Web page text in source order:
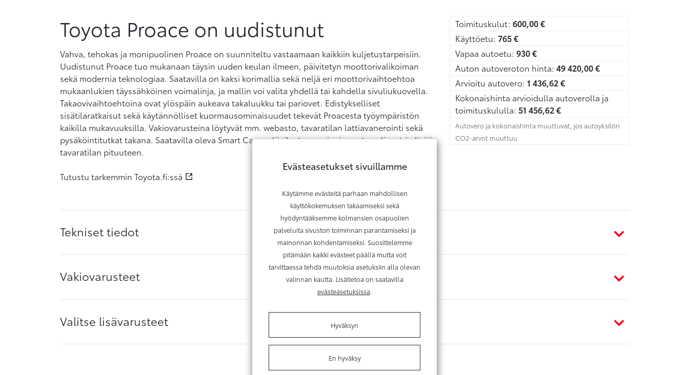
Toyota Proace on uudistunut
Vahva, tehokas ja monipuolinen Proace on suunniteltu vastaamaan kaikkiin kuljetustarpeisiin.
Uudistunut Proace tuo mukanaan täysin uuden keulan ilmeen, päivitetyn moottorivalikoiman
sekä modernia teknologiaa. Saatavilla on kaksi korimallia sekä neljä eri moottorivaihtoehtoa
mukaanlukien täyssähköinen voimalinja, ja mallin voi valita yhdellä tai kahdella sivuliukuovella.
Takaovivaihtoehtoina ovat ylöspäin aukeava takaluukku tai pariovet. Edistykselliset
sisätilaratkaisut sekä käytännölliset kuormausominaisuudet tekevät Proacesta työympäristön
kaikilla mukavuuksilla. Vakiovarusteina löytyvät mm. webasto, tavaratilan lattiavanerointi sekä
pysäköintitutkat takana. Saatavilla oleva Smart Cargo -läpilastausominaisuus tuo yli metrin lisää
tavaratilan pituuteen.
Tutustu tarkemmin Toyota.fi:ssä
Toimituskulut: 600,00€
Käyttöetu: 765€
Vapaa autoetu: 930€
Auton autoveroton hinta: 49 420,00€
Arvioitu autovero: 1 436,62€
Kokonaishinta arvioidulla autoverolla ja
toimituskululla: 51 456,62€
Autovero ja kokonaishinta muuttuvat, jos autoyksilön
CO2-arvot muuttuu
Tekniset tiedot
Vakiovarusteet
Valitse lisävarusteet
Evästeasetukset sivuillamme
Käytämme evästeitä parhaan mahdollisen
käyttökokemuksen takaamiseksi sekä
hyödyntääksemme kolmansien osapuolien
palveluita sivuston toiminnan parantamiseksi ja
mainonnan kohdentamiseksi. Suosittelemme
pitämään kaikki evästeet päällä mutta voit
tarvittaessa tehdä muutoksia asetuksiin alla olevan
valinnan kautta. Lisätietoa on saatavilla
evästeasetuksissa.
Hyväksyn
En hyväksy